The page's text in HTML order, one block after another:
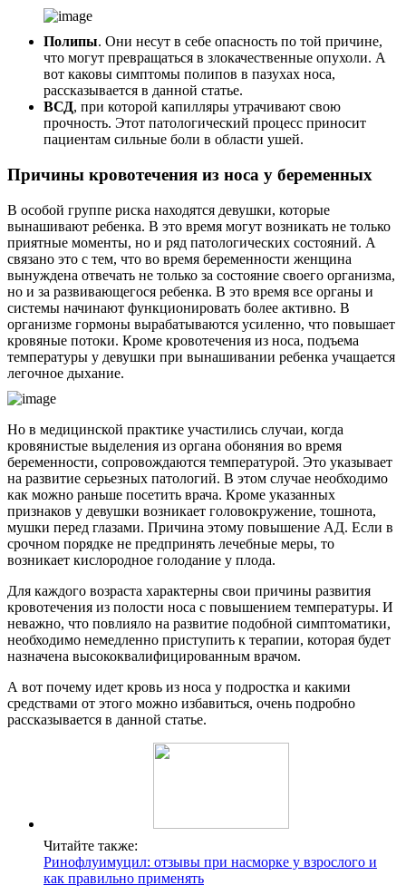
Полипы. Они несут в себе опасность по той причине,
что могут превращаться в злокачественные опухоли. А
вот каковы симптомы полипов в пазухах носа,
рассказывается в данной статье.
ВСД, при которой капилляры утрачивают свою
прочность. Этот патологический процесс приносит
пациентам сильные боли в области ушей.
Причины кровотечения из носа у беременных
В особой группе риска находятся девушки, которые
вынашивают ребенка. В это время могут возникать не только
приятные моменты, но и ряд патологических состояний. А
связано это с тем, что во время беременности женщина
вынуждена отвечать не только за состояние своего организма,
но и за развивающегося ребенка. В это время все органы и
системы начинают функционировать более активно. В
организме гормоны вырабатываются усиленно, что повышает
кровяные потоки. Кроме кровотечения из носа, подъема
температуры у девушки при вынашивании ребенка учащается
легочное дыхание.
Но в медицинской практике участились случаи, когда
кровянистые выделения из органа обоняния во время
беременности, сопровождаются температурой. Это указывает
на развитие серьезных патологий. В этом случае необходимо
как можно раньше посетить врача. Кроме указанных
признаков у девушки возникает головокружение, тошнота,
мушки перед глазами. Причина этому повышение АД. Если в
срочном порядке не предпринять лечебные меры, то
возникает кислородное голодание у плода.
Для каждого возраста характерны свои причины развития
кровотечения из полости носа с повышением температуры. И
неважно, что повлияло на развитие подобной симптоматики,
необходимо немедленно приступить к терапии, которая будет
назначена высококвалифицированным врачом.
А вот почему идет кровь из носа у подростка и какими
средствами от этого можно избавиться, очень подробно
рассказывается в данной статье.
Читайте также:
Ринофлуимуцил: отзывы при насморке у взрослого и
как правильно применять